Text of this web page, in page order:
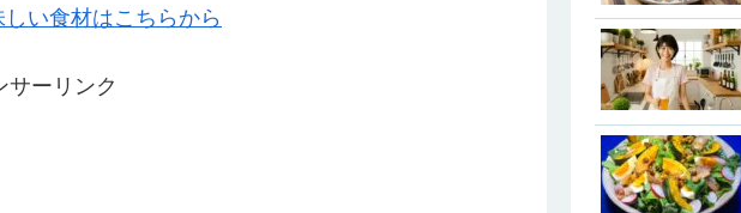
い食材はこちらから
サーリンク